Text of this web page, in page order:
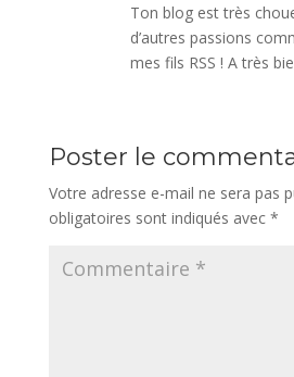
Ton blog est très
d’autres passions
mes fils RSS ! A très
Poster le
Votre adresse e-mail ne sera pas
obligatoires sont indiqués avec *